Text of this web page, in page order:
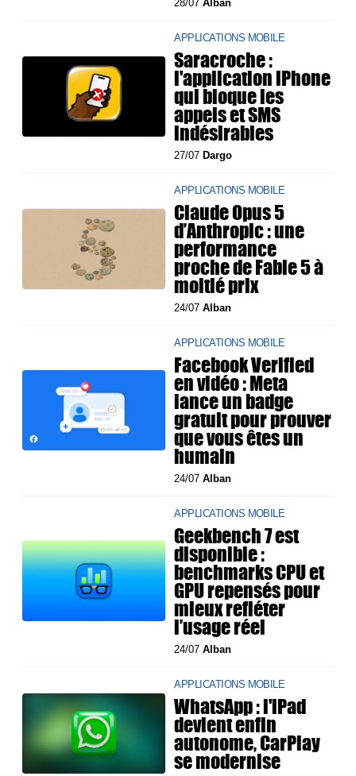
28/07Alban
APPLICATIONS MOBILE
Saracroche :
l'application iPhone
qui bloque les
appels et SMS
indésirables
27/07Dargo
APPLICATIONS MOBILE
Claude Opus 5
d’Anthropic : une
performance
proche de Fable 5 à
moitié prix
24/07Alban
APPLICATIONS MOBILE
Facebook Verified
en vidéo : Meta
lance un badge
gratuit pour prouver
que vous êtes un
humain
24/07Alban
APPLICATIONS MOBILE
Geekbench 7 est
disponible :
benchmarks CPU et
GPU repensés pour
mieux refléter
l’usage réel
24/07Alban
APPLICATIONS MOBILE
WhatsApp : l'iPad
devient enfin
autonome, CarPlay
se modernise